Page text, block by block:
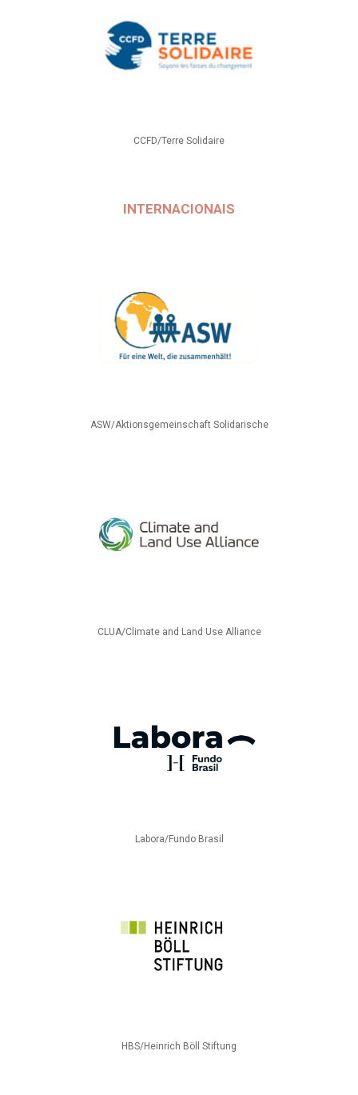
CCFD/Terre Solidaire
INTERNACIONAIS
ASW/Aktionsgemeinschaft Solidarische
CLUA/Climate and Land Use Alliance
Labora/Fundo Brasil
HBS/Heinrich Böll Stiftung